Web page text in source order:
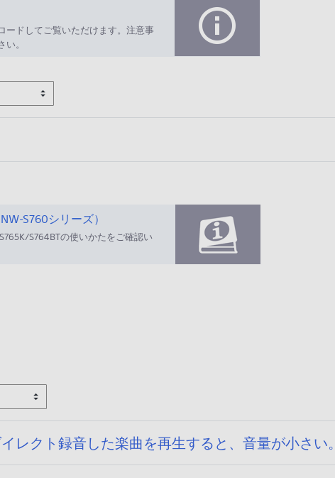
ードしてご覧いただけます。注意事
。
S760シリーズ）
S764BTの使いかたをご確認い
レクト録音した楽曲を再生すると、音量が小さい。